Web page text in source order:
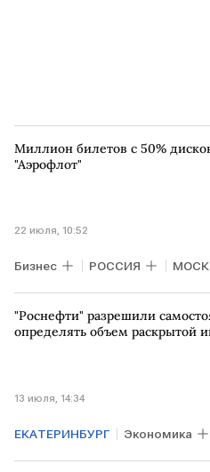
Миллион билетов с 50%
"Аэрофлот"
22 июля, 10:52
Бизнес РОССИЯ
Минеральные Воды
"Роснефти" разрешили
определять объем раскрытой
13 июля, 14:34
ЕКАТЕРИНБУРГ Экономика
РОССИЯ КРАСНОДАР